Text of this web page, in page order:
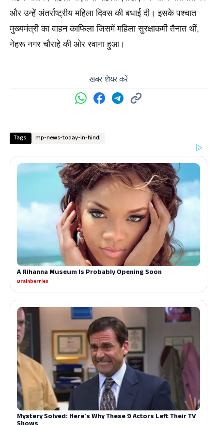
और उन्हें अंतर्राष्ट्रीय महिला दिवस की बधाई दी। इसके पश्चात
मुख्यमंत्री का वाहन काफिला जिसमें महिला सुरक्षाकर्मी तैनात थीं,
नेहरू नगर चौराहे की ओर रवाना हुआ।
ख़बर शेयर करें
Tags: mp-news-today-in-hindi